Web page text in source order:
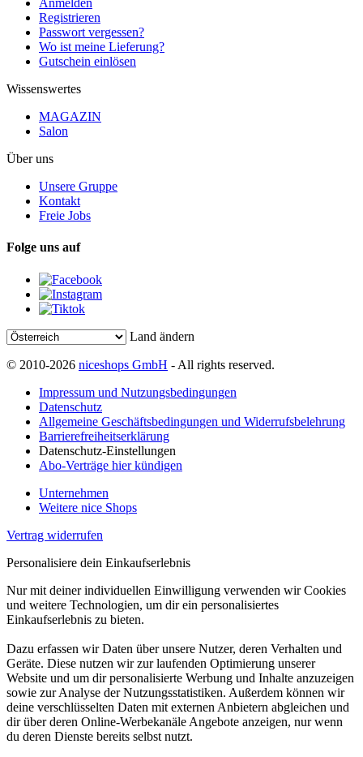
Anmelden
Registrieren
Passwort vergessen?
Wo ist meine Lieferung?
Gutschein einlösen
Wissenswertes
MAGAZIN
Salon
Über uns
Unsere Gruppe
Kontakt
Freie Jobs
Folge uns auf
Land ändern
© 2010-2026 niceshops GmbH - All rights reserved.
Impressum und Nutzungsbedingungen
Datenschutz
Allgemeine Geschäftsbedingungen und Widerrufsbelehrung
Barrierefreiheitserklärung
Datenschutz-Einstellungen
Abo-Verträge hier kündigen
Unternehmen
Weitere nice Shops
Vertrag widerrufen
Personalisiere dein Einkaufserlebnis
Nur mit deiner individuellen Einwilligung verwenden wir Cookies
und weitere Technologien, um dir ein personalisiertes
Einkaufserlebnis zu bieten.
Dazu erfassen wir Daten über unsere Nutzer, deren Verhalten und
Geräte. Diese nutzen wir zur laufenden Optimierung unserer
Website und um dir personalisierte Werbung und Inhalte anzuzeigen
sowie zur Analyse der Nutzungsstatistiken. Außerdem können wir
deine verschlüsselten Daten mit externen Anbietern abgleichen und
dir über deren Online-Werbekanäle Angebote anzeigen, nur wenn
du deren Dienste bereits selbst nutzt.